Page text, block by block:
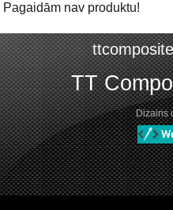
Pagaidām nav produktu!
TT
Dizains